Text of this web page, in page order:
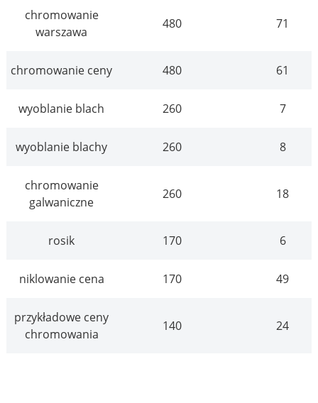
chromowanie
warszawa
480 71
chromowanie ceny 480 61
wyoblanie blach 260 7
wyoblanie blachy 260 8
chromowanie
galwaniczne
260 18
rosik 170 6
niklowanie cena 170 49
przykładowe ceny
chromowania
140 24